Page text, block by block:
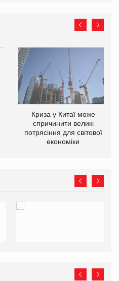
Криза у Китаї може
спричинити великі
потрясіння для світової
економіки